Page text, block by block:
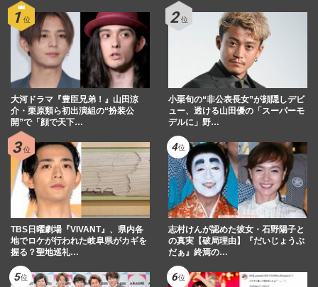
大河ドラマ『豊臣兄弟！』山田涼
介・栗原類ら初出演組の“扮装公
開”で「顔で天下…
小栗旬の“非公表長女”が顔隠しデビ
ュー、透ける山田優の「スーパーモ
デルに」野…
TBS日曜劇場『VIVANT』、県内各
地でロケが行われた岐阜県がカギを
握る？聖地巡礼…
志村けんが認めた彼女・石野陽子と
の真実【破局理由】『だいじょうぶ
だぁ』終焉の…